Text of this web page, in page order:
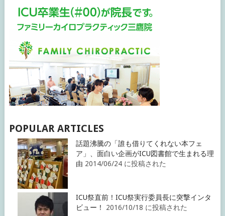
POPULAR ARTICLES
話題沸騰の「誰も借りてくれない本フェ
ア」、面白い企画がICU図書館で生まれる理
由 2014/06/24 に投稿された
ICU祭直前！ICU祭実行委員長に突撃インタ
ビュー！
2016/10/18 に投稿された